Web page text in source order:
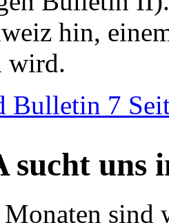
hin,
wird.
Bulletin 7
sucht uns
Monaten